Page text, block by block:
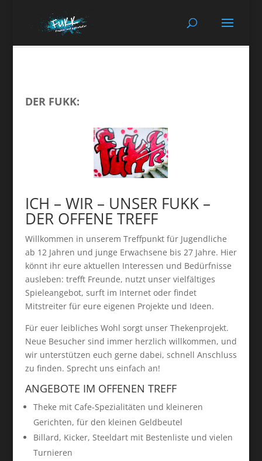
DER FUKK:
ICH – WIR – UNSER FUKK –
DER OFFENE TREFF
Willkommen in unserem Treffpunkt für Jugendliche
ab 12 Jahren und junge Erwachsene bis 27 Jahre. Hier
könnt ihr eure aktuellen Interessen und Bedürfnisse
ausleben: trefft Freunde, nutzt unser vielfältiges
Spieleangebot, surft im Internet oder findet
Mitstreiter für eure eigenen Projekte und Ideen.
Für euer leibliches Wohl sorgt unser Thekenprojekt.
Neue Besucher sind immer herzlich willkommen, und
wir unterstützen euch gerne dabei, schnell Anschluss
zu finden. Sprecht uns einfach an!
ANGEBOTE IM OFFENEN TREFF
Theke mit Cafe-Spezialitäten und kleineren
Gerichten, für den kleinen Geldbeutel
Billard, Kicker, Steeldart mit Bestenliste und vielen
Turnieren